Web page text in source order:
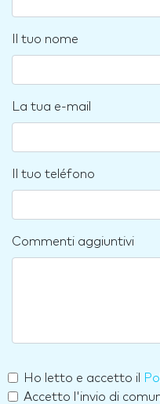
Il tuo nome
La tua e-mail
Il tuo teléfono
Commenti aggiuntivi
Ho letto e accetto il
Accetto l'invio di